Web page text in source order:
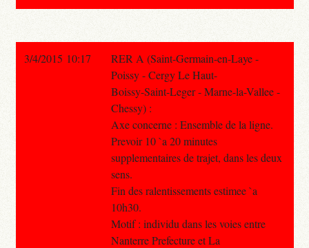
3/4/2015 10:17
RER A (Saint-Germain-en-Laye -
Poissy - Cergy Le Haut-
Boissy-Saint-Leger - Marne-la-Vallee -
Chessy) :
Axe concerne : Ensemble de la ligne.
Prevoir 10 `a 20 minutes
supplementaires de trajet, dans les deux
sens.
Fin des ralentissements estimee `a
10h30.
Motif : individu dans les voies entre
Nanterre Prefecture et La